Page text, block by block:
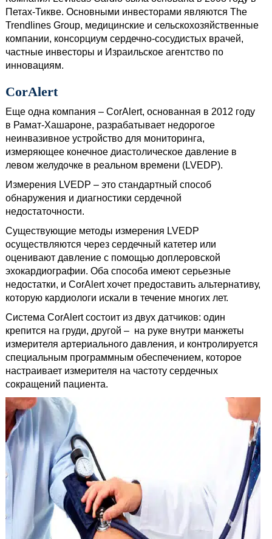
Петах-Тикве. Основными инвесторами являются The
Trendlines Group, медицинские и сельскохозяйственные
компании, консорциум сердечно-сосудистых врачей,
частные инвесторы и Израильское агентство по
инновациям.
CorAlert
Еще одна компания – CorAlert, основанная в 2012 году
в Рамат-Хашароне, разрабатывает недорогое
неинвазивное устройство для мониторинга,
измеряющее конечное диастолическое давление в
левом желудочке в реальном времени (LVEDP).
Измерения LVEDP – это стандартный способ
обнаружения и диагностики сердечной
недостаточности.
Существующие методы измерения LVEDP
осуществляются через сердечный катетер или
оценивают давление с помощью доплеровской
эхокардиографии. Оба способа имеют серьезные
недостатки, и CorAlert хочет предоставить альтернативу,
которую кардиологи искали в течение многих лет.
Система CorAlert состоит из двух датчиков: один
крепится на груди, другой – на руке внутри манжеты
измерителя артериального давления, и контролируется
специальным программным обеспечением, которое
настраивает измерителя на частоту сердечных
сокращений пациента.